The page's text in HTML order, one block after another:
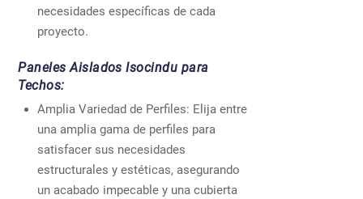
necesidades específicas de cada
proyecto.
Paneles Aislados Isocindu para
Techos:
Amplia Variedad de Perfiles: Elija entre
una amplia gama de perfiles para
satisfacer sus necesidades
estructurales y estéticas, asegurando
un acabado impecable y una cubierta